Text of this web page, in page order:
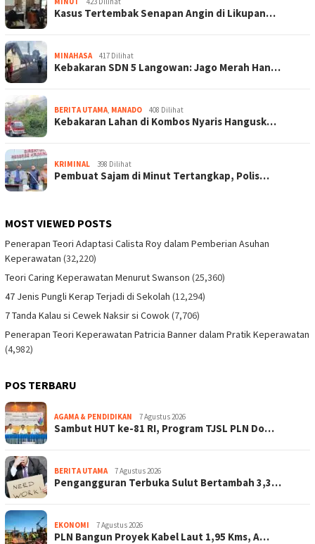
Kasus Tertembak Senapan Angin di Likupan…
MINAHASA 417 Dilihat
Kebakaran SDN 5 Langowan: Jago Merah Han…
BERITA UTAMA MANADO 408 Dilihat
Kebakaran Lahan di Kombos Nyaris Hangusk…
KRIMINAL 398 Dilihat
Pembuat Sajam di Minut Tertangkap, Polis…
MOST VIEWED POSTS
Penerapan Teori Adaptasi Calista Roy dalam Pemberian Asuhan
Keperawatan (32,220)
Teori Caring Keperawatan Menurut Swanson (25,360)
47 Jenis Pungli Kerap Terjadi di Sekolah (12,294)
7 Tanda Kalau si Cewek Naksir si Cowok(7,706)
Penerapan Teori Keperawatan Patricia Banner dalam Pratik Keperawatan
(4,982)
POS TERBARU
AGAMA & PENDIDIKAN 7 Agustus 2026
Sambut HUT ke-81 RI, Program TJSL PLN Do…
BERITA UTAMA 7 Agustus 2026
Pengangguran Terbuka Sulut Bertambah 3,3…
EKONOMI 7 Agustus 2026
PLN Bangun Proyek Kabel Laut 1,95 Kms, A…